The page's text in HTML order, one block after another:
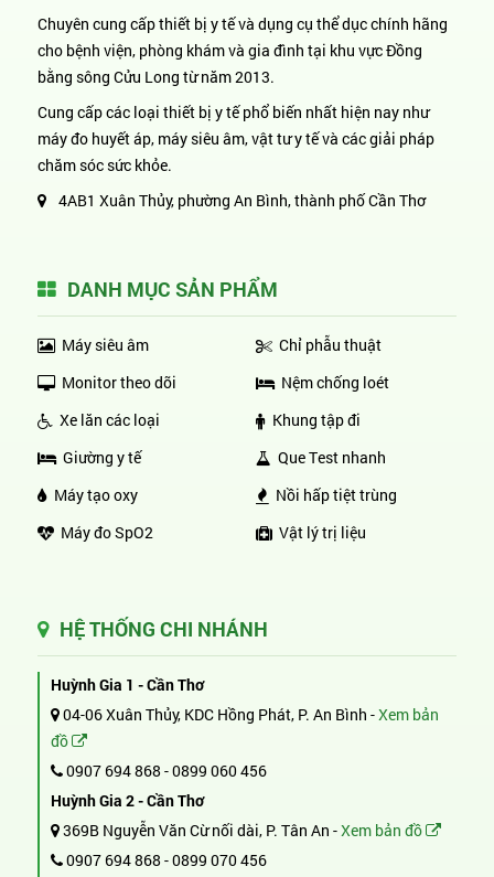
Chuyên cung cấp thiết bị y tế và dụng cụ thể dục chính hãng
cho bệnh viện, phòng khám và gia đình tại khu vực Đồng
bằng sông Cửu Long từ năm 2013.
Cung cấp các loại thiết bị y tế phổ biến nhất hiện nay như
máy đo huyết áp, máy siêu âm, vật tư y tế và các giải pháp
chăm sóc sức khỏe.
4AB1 Xuân Thủy, phường An Bình, thành phố Cần Thơ
DANH MỤC SẢN PHẨM
Máy siêu âm
Monitor theo dõi
Xe lăn các loại
Giường y tế
Máy tạo oxy
Máy đo SpO2
Chỉ phẫu thuật
Nệm chống loét
Khung tập đi
Que Test nhanh
Nồi hấp tiệt trùng
Vật lý trị liệu
HỆ THỐNG CHI NHÁNH
Huỳnh Gia 1 - Cần Thơ
04-06 Xuân Thủy, KDC Hồng Phát, P. An Bình -Xem bản
đồ
0907 694 868 -0899 060 456
Huỳnh Gia 2 - Cần Thơ
369B Nguyễn Văn Cừ nối dài, P. Tân An -Xem bản đồ
0907 694 868 -0899 070 456